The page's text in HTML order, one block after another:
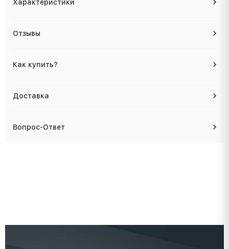
Характеристики
Отзывы
Как купить?
Доставка
Вопрос-Ответ